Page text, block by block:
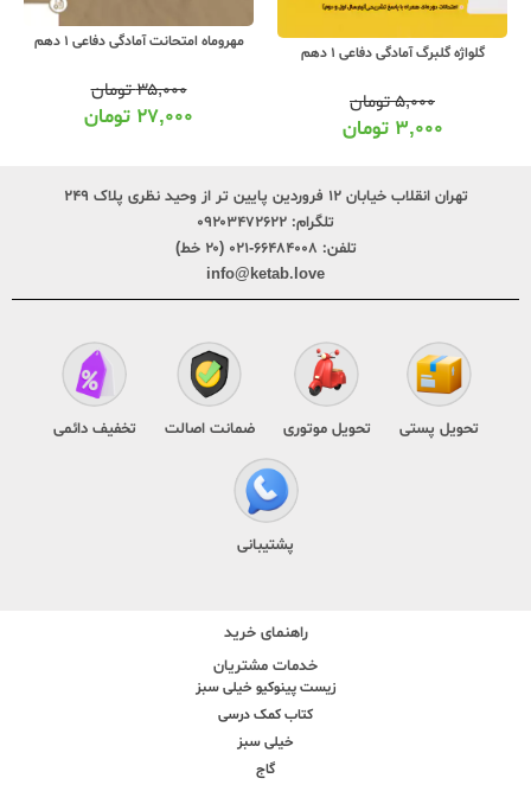
مهروماه امتحانت آمادگی دفاعی 1 دهم
۳۵,۰۰۰تومان
۲۷,۰۰۰ تومان
اسفندیار آمادگی دفاعی 1 دهم
۴۰,۰۰۰ تومان
۳۱,۰۰۰ تومان
تهران انقلاب خیابان ۱۲ فروردین پایین تر از وحید نظری پلاک ۲۴۹
تلگرام: ۰۹۲۰۳۴۷۲۶۲۲
تلفن: ۶۶۴۸۴۰۰۸-۰۲۱ (۲۰ خط)
info@ketab.love
تحویل پستی تحویل موتوری ضمانت اصالت تخفیف دائمی
پشتیبانی
راهنمای خرید
خدمات مشتریان
زیست پینوکیو خیلی سبز
کتاب کمک درسی
خیلی سبز
گاج